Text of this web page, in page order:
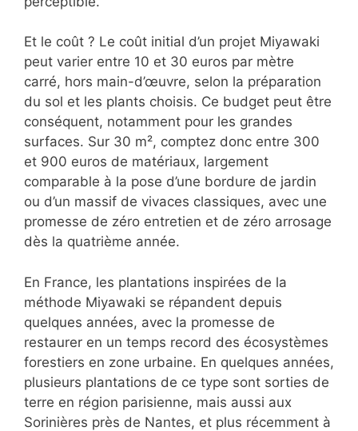
Et le coût ? Le coût initial d’un projet Miyawaki
peut varier entre 10 et 30 euros par mètre
carré, hors main-d’œuvre, selon la préparation
du sol et les plants choisis. Ce budget peut être
conséquent, notamment pour les grandes
surfaces. Sur 30 m², comptez donc entre 300
et 900 euros de matériaux, largement
comparable à la pose d’une bordure de jardin
ou d’un massif de vivaces classiques, avec une
promesse de zéro entretien et de zéro arrosage
dès la quatrième année.
En France, les plantations inspirées de la
méthode Miyawaki se répandent depuis
quelques années, avec la promesse de
restaurer en un temps record des écosystèmes
forestiers en zone urbaine. En quelques années,
plusieurs plantations de ce type sont sorties de
terre en région parisienne, mais aussi aux
Sorinières près de Nantes, et plus récemment à